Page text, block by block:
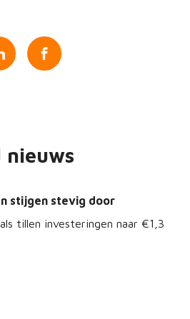
nieuws
stijgen stevig door
tillen investeringen naar €1,3